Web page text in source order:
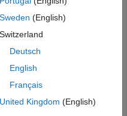
in the server.
Sweden (English)
Switzerland
Deutsch
English
Français
United Kingdom (English)